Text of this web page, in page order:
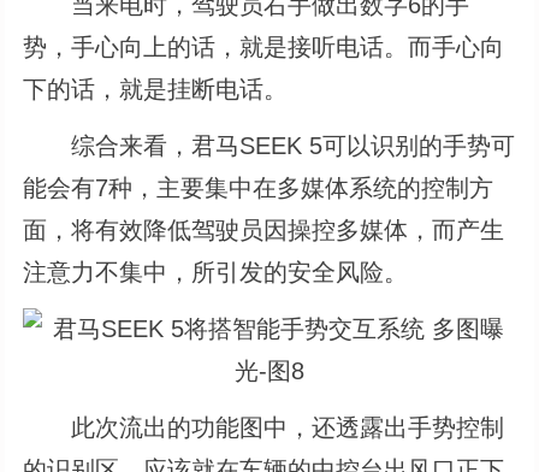
势，手心向上的话，就是接听电话。而手心向
下的话，就是挂断电话。
综合来看，君马SEEK 5可以识别的手势可
能会有7种，主要集中在多媒体系统的控制方
面，将有效降低驾驶员因操控多媒体，而产生
注意力不集中，所引发的安全风险。
此次流出的功能图中，还透露出手势控制